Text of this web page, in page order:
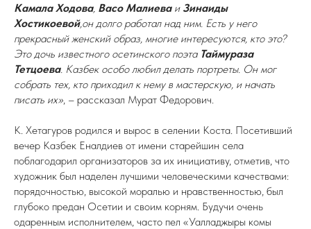
Камала Ходова, Васо Малиева иЗинаиды
Хостикоевой,он долго работал над ним. Есть у него
прекрасный женский образ, многие интересуются, кто это?
Это дочь известного осетинского поэта Таймураза
Тетцоева. Казбек особо любил делать портреты. Он мог
собрать тех, кто приходил к нему в мастерскую, и начать
писать их», – рассказал Мурат Федорович.
К. Хетагуров родился и вырос в селении Коста. Посетивший
вечер Казбек Еналдиев от имени старейшин села
поблагодарил организаторов за их инициативу, отметив, что
художник был наделен лучшими человеческими качествами:
порядочностью, высокой моралью и нравственностью, был
глубоко предан Осетии и своим корням. Будучи очень
одаренным исполнителем, часто пел «Уалладжыры комы